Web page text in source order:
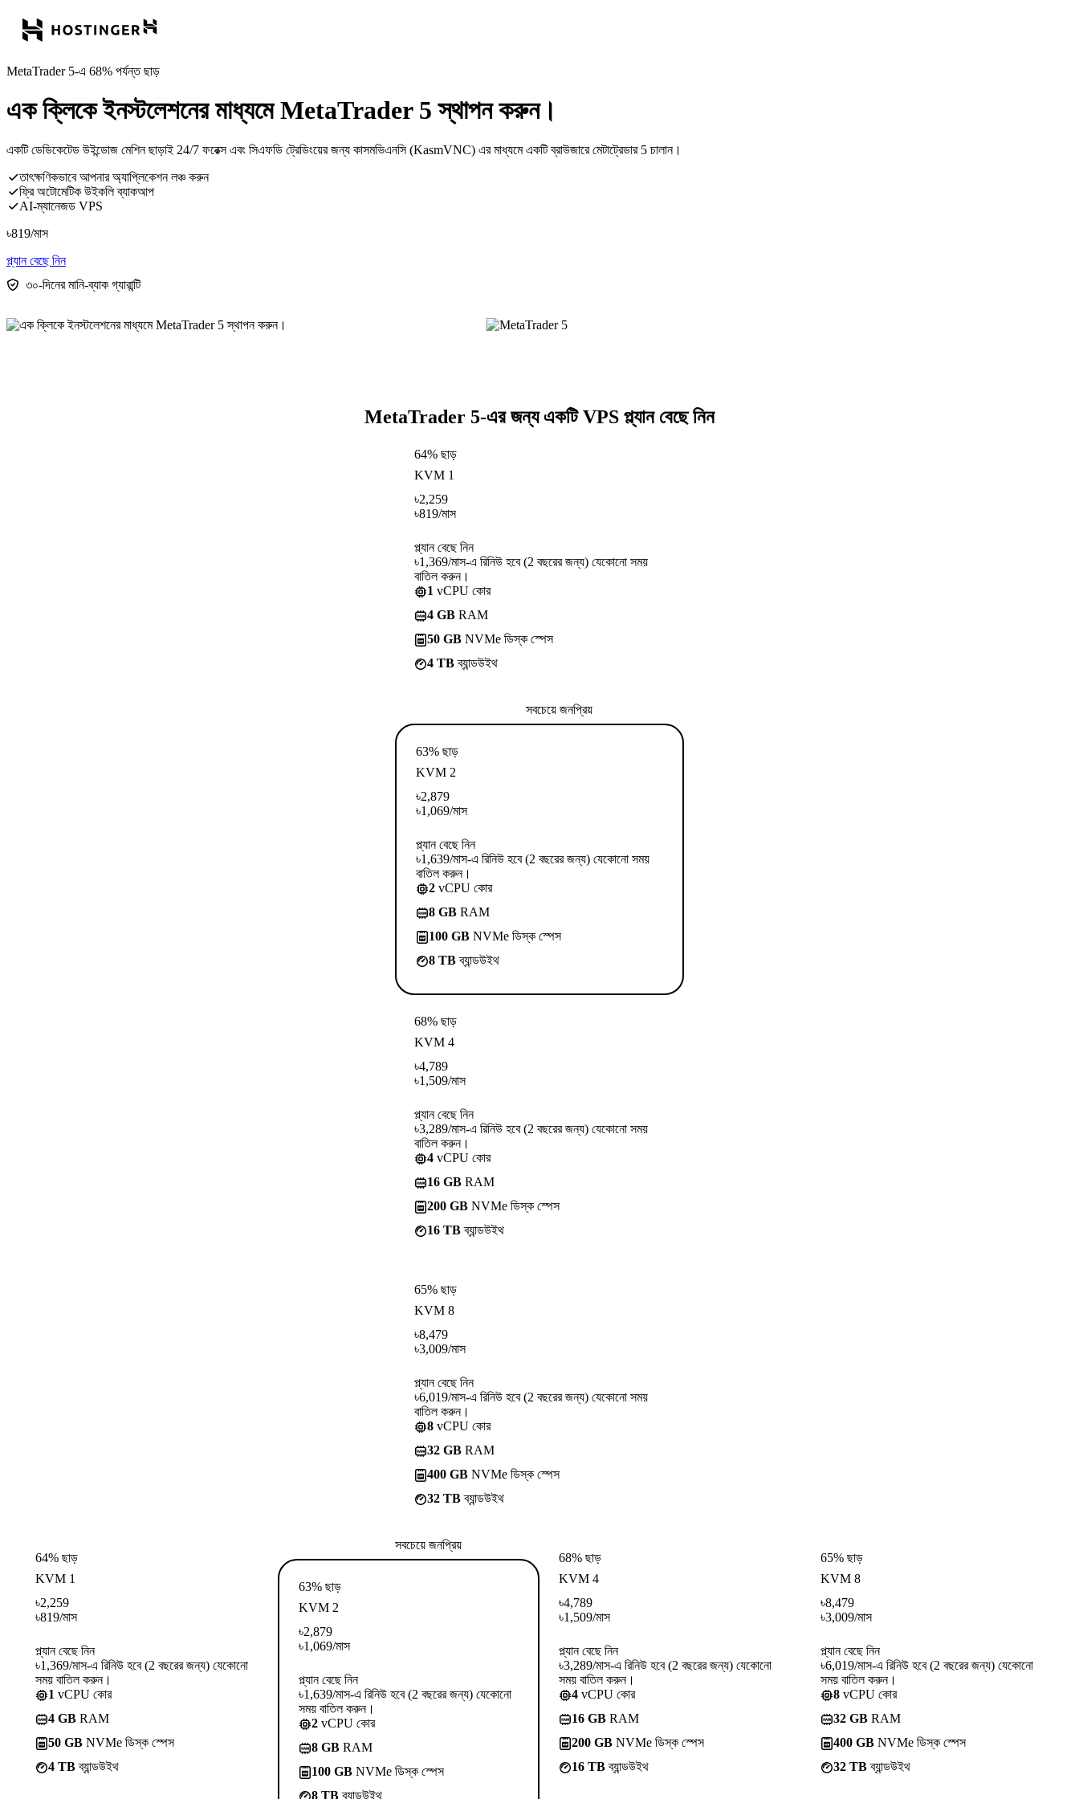
MetaTrader 5-এ 68% পর্যন্ত ছাড়
এক ক্লিকে ইনস্টলেশনের মাধ্যমে MetaTrader 5 স্থাপন করুন।
একটি ডেডিকেটেড উইন্ডোজ মেশিন ছাড়াই 24/7 ফরেক্স এবং সিএফডি ট্রেডিংয়ের জন্য কাসমভিএনসি (KasmVNC) এর মাধ্যমে একটি ব্রাউজারে মেটাট্রেডার 5 চালান।
তাৎক্ষণিকভাবে আপনার অ্যাপ্লিকেশন লঞ্চ করুন
ফ্রি অটোমেটিক উইকলি ব্যাকআপ
AI-ম্যানেজড VPS
৳819/মাস
প্ল্যান বেছে নিন
৩০-দিনের মানি-ব্যাক গ্যারান্টি
MetaTrader 5-এর জন্য একটি VPS প্ল্যান বেছে নিন
64% ছাড়
KVM 1
৳2,259
৳819/মাস
প্ল্যান বেছে নিন
৳1,369/মাস-এ রিনিউ হবে (2 বছরের জন্য) যেকোনো সময়
বাতিল করুন।
1 vCPU কোর
4 GB RAM
50 GB NVMe ডিস্ক স্পেস
4 TBব্যান্ডউইথ
সবচেয়ে জনপ্রিয়
63% ছাড়
KVM 2
৳2,879
৳1,069/মাস
প্ল্যান বেছে নিন
৳1,639/মাস-এ রিনিউ হবে (2 বছরের জন্য) যেকোনো সময়
বাতিল করুন।
2 vCPU কোর
8 GB RAM
100 GB NVMe ডিস্ক স্পেস
8 TBব্যান্ডউইথ
68% ছাড়
KVM 4
৳4,789
৳1,509/মাস
প্ল্যান বেছে নিন
৳3,289/মাস-এ রিনিউ হবে (2 বছরের জন্য) যেকোনো সময়
বাতিল করুন।
4 vCPU কোর
16 GB RAM
200 GB NVMe ডিস্ক স্পেস
16 TBব্যান্ডউইথ
65% ছাড়
KVM 8
৳8,479
৳3,009/মাস
প্ল্যান বেছে নিন
৳6,019/মাস-এ রিনিউ হবে (2 বছরের জন্য) যেকোনো সময়
বাতিল করুন।
8 vCPU কোর
32 GB RAM
400 GB NVMe ডিস্ক স্পেস
32 TBব্যান্ডউইথ
64% ছাড়
KVM 1
৳2,259
৳819/মাস
প্ল্যান বেছে নিন
৳1,369/মাস-এ রিনিউ হবে (2 বছরের জন্য) যেকোনো
সময় বাতিল করুন।
1 vCPU কোর
4 GB RAM
50 GB NVMe ডিস্ক স্পেস
4 TBব্যান্ডউইথ
সবচেয়ে জনপ্রিয়
63% ছাড়
KVM 2
৳2,879
৳1,069/মাস
প্ল্যান বেছে নিন
৳1,639/মাস-এ রিনিউ হবে (2 বছরের জন্য) যেকোনো
সময় বাতিল করুন।
2 vCPU কোর
8 GB RAM
100 GB NVMe ডিস্ক স্পেস
8 TBব্যান্ডউইথ
68% ছাড়
KVM 4
৳4,789
৳1,509/মাস
প্ল্যান বেছে নিন
৳3,289/মাস-এ রিনিউ হবে (2 বছরের জন্য) যেকোনো
সময় বাতিল করুন।
4 vCPU কোর
16 GB RAM
200 GB NVMe ডিস্ক স্পেস
16 TBব্যান্ডউইথ
65% ছাড়
KVM 8
৳8,479
৳3,009/মাস
প্ল্যান বেছে নিন
৳6,019/মাস-এ রিনিউ হবে (2 বছরের জন্য) যেকোনো
সময় বাতিল করুন।
8 vCPU কোর
32 GB RAM
400 GB NVMe ডিস্ক স্পেস
32 TBব্যান্ডউইথ